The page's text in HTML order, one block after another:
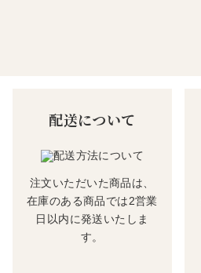
配送について
注文いただいた商品は、
在庫のある商品では2営業
日以内に発送いたしま
す。